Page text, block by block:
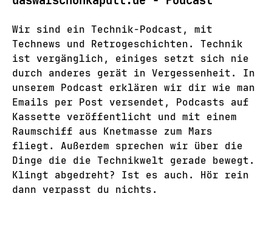
Wir sind ein Technik-Podcast, mit
Technews und Retrogeschichten. Technik
ist vergänglich, einiges setzt sich nie
durch anderes gerät in Vergessenheit. In
unserem Podcast erklären wir dir wie man
Emails per Post versendet, Podcasts auf
Kassette veröffentlicht und mit einem
Raumschiff aus Knetmasse zum Mars
fliegt. Außerdem sprechen wir über die
Dinge die die Technikwelt gerade bewegt.
Klingt abgedreht? Ist es auch. Hör rein
dann verpasst du nichts.